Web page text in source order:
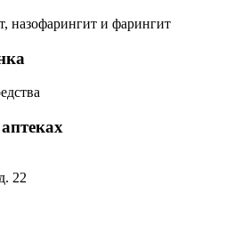
назофарингит и фарингит
22